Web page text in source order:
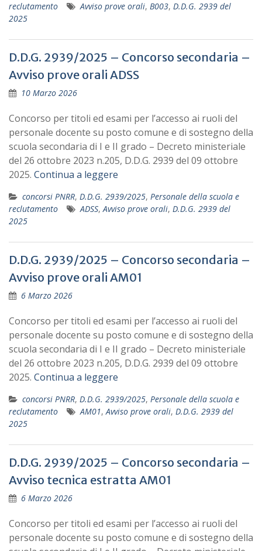
reclutamento
Avviso prove orali, B003, D.D.G. 2939 del
2025
D.D.G. 2939/2025 – Concorso secondaria –
Avviso prove orali ADSS
10 Marzo 2026
Concorso per titoli ed esami per l’accesso ai ruoli del
personale docente su posto comune e di sostegno della
scuola secondaria di I e II grado – Decreto ministeriale
del 26 ottobre 2023 n.205, D.D.G. 2939 del 09 ottobre
2025. Continua a leggere
concorsi PNRR, D.D.G. 2939/2025, Personale della scuola e
reclutamento
ADSS,Avviso prove orali, D.D.G. 2939 del
2025
D.D.G. 2939/2025 – Concorso secondaria –
Avviso prove orali AM01
6 Marzo 2026
Concorso per titoli ed esami per l’accesso ai ruoli del
personale docente su posto comune e di sostegno della
scuola secondaria di I e II grado – Decreto ministeriale
del 26 ottobre 2023 n.205, D.D.G. 2939 del 09 ottobre
2025. Continua a leggere
concorsi PNRR, D.D.G. 2939/2025, Personale della scuola e
reclutamento
AM01,Avviso prove orali, D.D.G. 2939 del
2025
D.D.G. 2939/2025 – Concorso secondaria –
Avviso tecnica estratta AM01
6 Marzo 2026
Concorso per titoli ed esami per l’accesso ai ruoli del
personale docente su posto comune e di sostegno della